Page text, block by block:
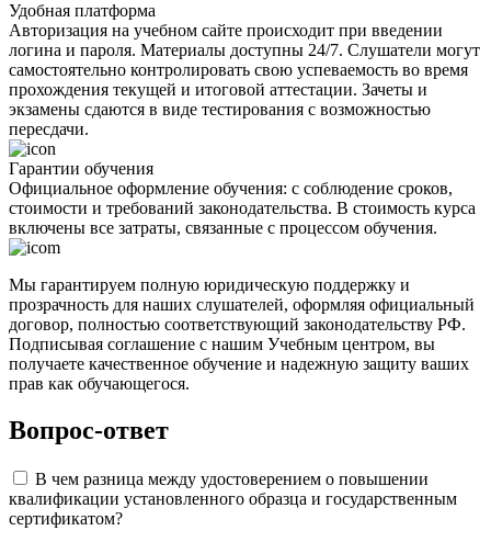
Удобная платформа
Авторизация на учебном сайте происходит при введении
логина и пароля. Материалы доступны 24/7. Слушатели могут
самостоятельно контролировать свою успеваемость во время
прохождения текущей и итоговой аттестации. Зачеты и
экзамены сдаются в виде тестирования с возможностью
пересдачи.
Гарантии обучения
Официальное оформление обучения: с соблюдение сроков,
стоимости и требований законодательства. В стоимость курса
включены все затраты, связанные с процессом обучения.
Мы гарантируем полную юридическую поддержку и
прозрачность для наших слушателей, оформляя официальный
договор, полностью соответствующий законодательству РФ.
Подписывая соглашение с нашим Учебным центром, вы
получаете качественное обучение и надежную защиту ваших
прав как обучающегося.
Вопрос-ответ
В чем разница между удостоверением о повышении
квалификации установленного образца и государственным
сертификатом?